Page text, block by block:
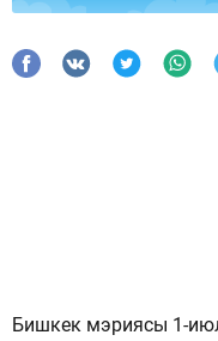
Бишкек мэриясы 1-